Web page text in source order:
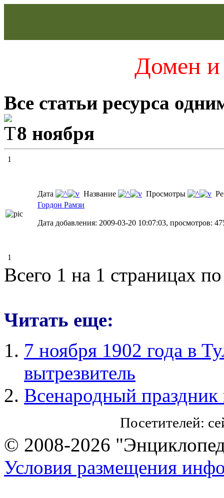
Домен и
Все статьи ресурса
8 ноября
1
Дата Название Просмотры
Гордон Рамзи
Дата добавления: 2009-03-20 10:07:03, просмотров:
1
Всего 1 на 1 страницах
Читать еще:
7 ноября 1902 года в
вытрезвитель
Всенародный
Посетителей:
© 2008-2026
Условия размещения